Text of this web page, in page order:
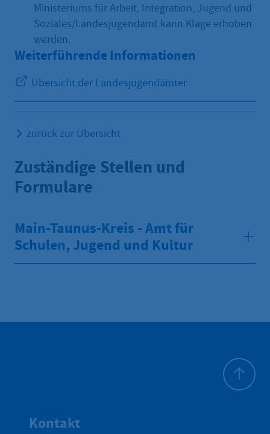
Ministeriums für Arbeit, Integration, Jugend und
Soziales/Landesjugendamt kann Klage erhoben
werden.
Weiterführende Informationen
Übersicht der Landesjugendämter
zurück zur Übersicht
Zuständige Stellen und
Formulare
Main-Taunus-Kreis - Amt für
Schulen, Jugend und Kultur
Kontakt